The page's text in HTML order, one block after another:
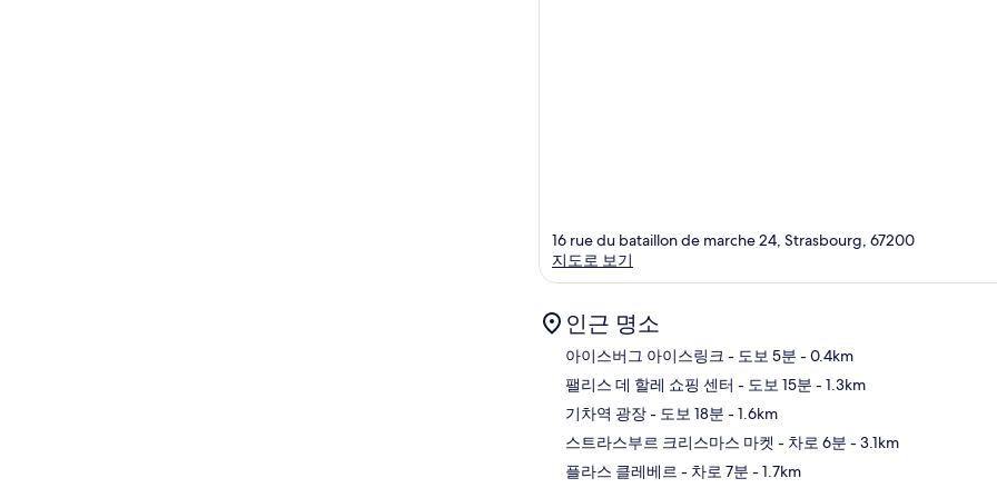
16 rue du bataillon de marche 24, Strasbourg, 67200
지도로 보기
인근 명소
아이스버그 아이스링크 - 도보 5분 - 0.4km
팰리스 데 할레 쇼핑 센터 - 도보 15분 - 1.3km
기차역 광장- 도보 18분 - 1.6km
스트라스부르 크리스마스 마켓 - 차로 6분 - 3.1km
플라스 클레베르 - 차로 7분 - 1.7km